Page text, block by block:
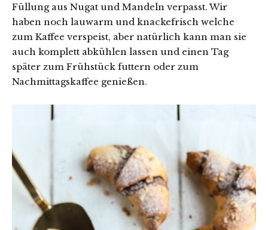
Füllung aus Nugat und Mandeln verpasst. Wir
haben noch lauwarm und knackefrisch welche
zum Kaffee verspeist, aber natürlich kann man sie
auch komplett abkühlen lassen und einen Tag
später zum Frühstück futtern oder zum
Nachmittagskaffee genießen.